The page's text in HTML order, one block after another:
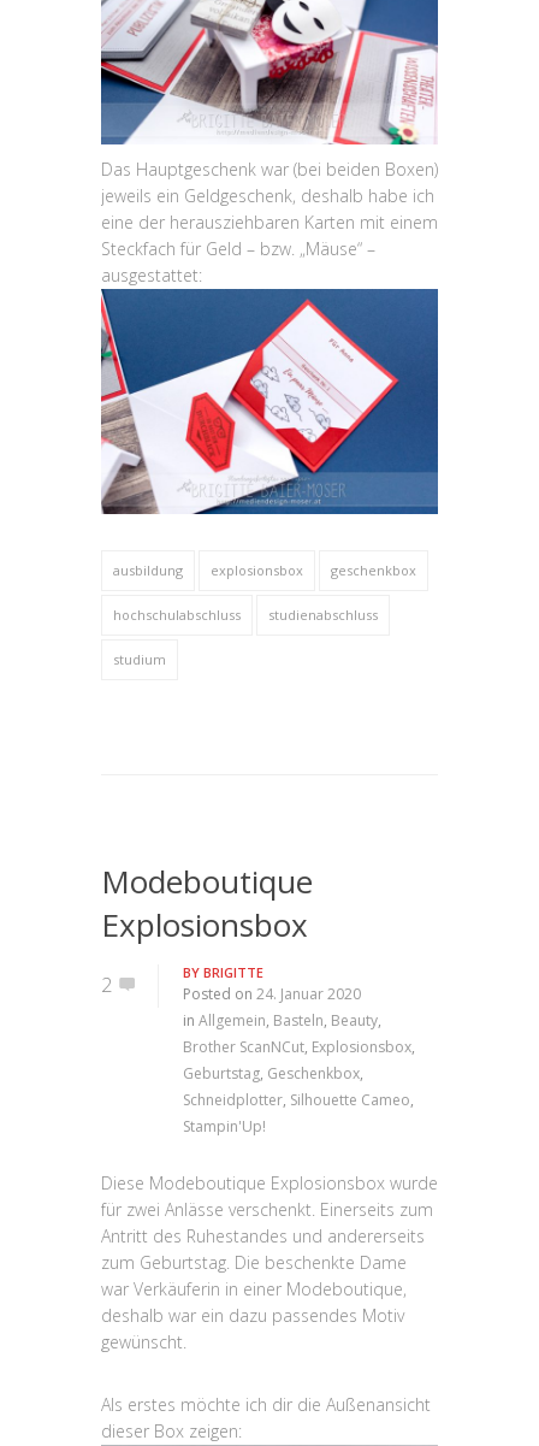
Das Hauptgeschenk war (bei beiden Boxen)
jeweils ein Geldgeschenk, deshalb habe ich
eine der herausziehbaren Karten mit einem
Steckfach für Geld – bzw. „Mäuse“ –
ausgestattet:
ausbildung explosionsbox geschenkbox
hochschulabschluss studienabschluss
studium
Modeboutique
Explosionsbox
2 BY BRIGITTE
Posted on 24. Januar 2020
in Allgemein, Basteln, Beauty,
Brother ScanNCut, Explosionsbox,
Geburtstag, Geschenkbox,
Schneidplotter, Silhouette Cameo,
Stampin'Up!
Diese Modeboutique Explosionsbox wurde
für zwei Anlässe verschenkt. Einerseits zum
Antritt des Ruhestandes und andererseits
zum Geburtstag. Die beschenkte Dame
war Verkäuferin in einer Modeboutique,
deshalb war ein dazu passendes Motiv
gewünscht.
Als erstes möchte ich dir die Außenansicht
dieser Box zeigen: